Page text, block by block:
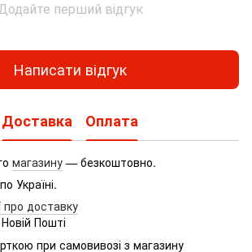
Додайте перший відгук
Написати відгук
Доставка Оплата
магазину — безкоштовно.
Україні.
про доставку
Пошті
при самовивозі з магазину